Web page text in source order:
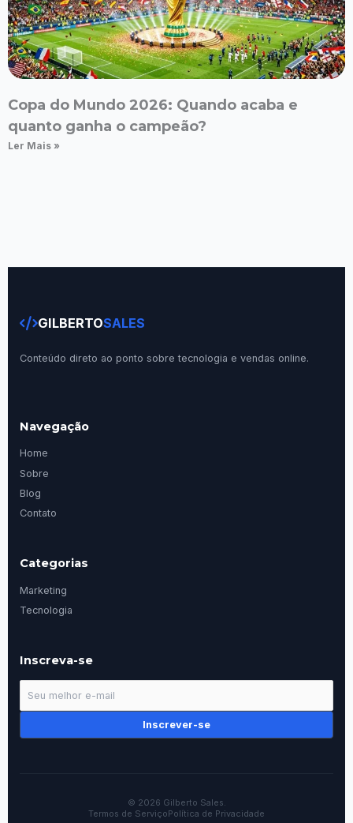
Copa do Mundo 2026: Quando acaba e
quanto ganha o campeão?
Ler Mais »
GILBERTOSALES
Conteúdo direto ao ponto sobre tecnologia e vendas online.
Navegação
Home
Sobre
Blog
Contato
Categorias
Marketing
Tecnologia
Inscreva-se
Inscrever-se
© 2026 Gilberto Sales.
Termos de ServiçoPolítica de Privacidade